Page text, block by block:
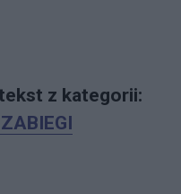
z kategorii: